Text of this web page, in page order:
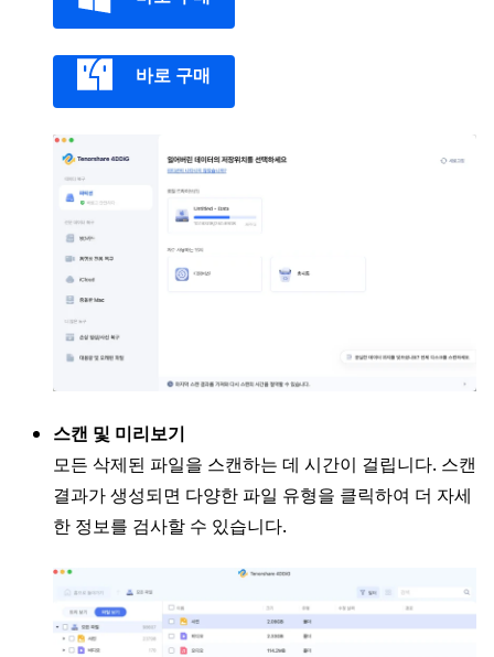
바로 구매
스캔 및 미리보기
모든 삭제된 파일을 스캔하는 데 시간이 걸립니다. 스캔
결과가 생성되면 다양한 파일 유형을 클릭하여 더 자세
한 정보를 검사할 수 있습니다.